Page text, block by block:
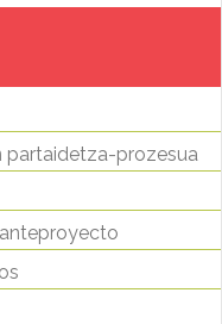
partaidetza-prozesua